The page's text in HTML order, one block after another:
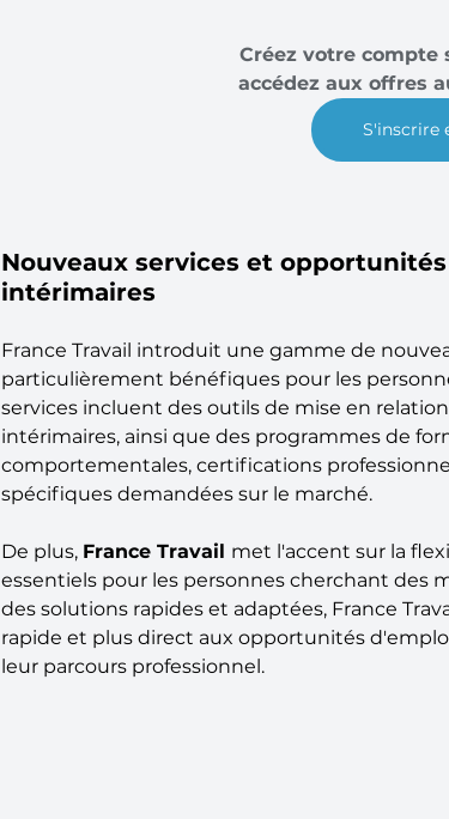
Créez votre compte
accédez aux offres
S'inscrire
Nouveaux services et
intérimaires
France Travail introduit une gamme de
particulièrement bénéfiques pour les
services incluent des outils de mise en
intérimaires, ainsi que des programmes de
comportementales, certifications
spécifiques demandées sur le marché.
De plus, France Travail met l'accent sur la
essentiels pour les personnes cherchant des
des solutions rapides et adaptées, France
rapide et plus direct aux opportunités
leur parcours professionnel.